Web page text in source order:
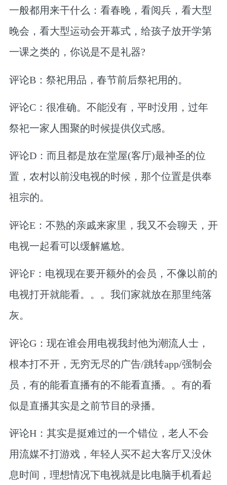
一般都用来干什么：看春晚，看阅兵，看大型
晚会，看大型运动会开幕式，给孩子放开学第
一课之类的，你说是不是礼器?
评论B：祭祀用品，春节前后祭祀用的。
评论C：很准确。不能没有，平时没用，过年
祭祀一家人围聚的时候提供仪式感。
评论D：而且都是放在堂屋(客厅)最神圣的位
置，农村以前没电视的时候，那个位置是供奉
祖宗的。
评论E：不熟的亲戚来家里，我又不会聊天，开
电视一起看可以缓解尴尬。
评论F：电视现在要开额外的会员，不像以前的
电视打开就能看。。。我们家就放在那里纯落
灰。
评论G：现在谁会用电视我封他为潮流人士，
根本打不开，无穷无尽的广告/跳转app/强制会
员，有的能看直播有的不能看直播。。有的看
似是直播其实是之前节目的录播。
评论H：其实是挺难过的一个错位，老人不会
用流媒不打游戏，年轻人买不起大客厅又没休
息时间，理想情况下电视就是比电脑手机看起